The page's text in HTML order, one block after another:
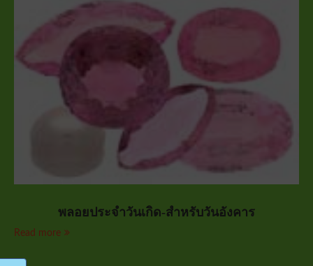
พลอยประจำวันเกิด-สำหรับวันอังคาร
Read more